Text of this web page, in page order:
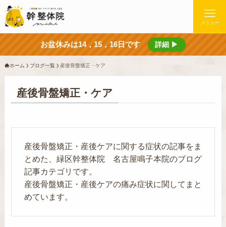
メニュー
お盆休みは14，15，16日です 詳細 ▶
ホーム ブログ一覧 産後骨盤矯正・ケア
産後骨盤矯正・ケア
産後骨盤矯正・産後ケアに関する症状の記事をま
とめた、緑区幹整体院 名古屋鳴子本院のブログ
記事カテゴリです。
産後骨盤矯正・産後ケアの痛み症状に関してまと
めています。